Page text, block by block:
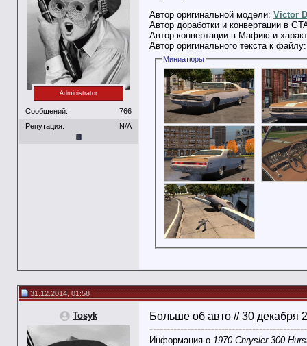
Administrator
Сообщений:
766
Репутация:
N/A
Автор оригинальной модели: Victor
Автор доработки и конвертации в
Автор конвертации в Мафию и
Автор оригинального текста к
Миниатюры
31.12.2014, 01:58
Tosyk
Больше об авто // 30 декабря
Информация о 1970 Chrysler 300